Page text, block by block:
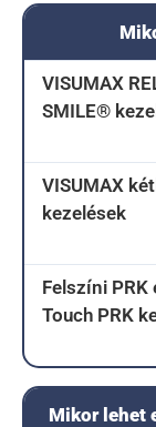
VISUMAX
SMILE®
VISUMAX
kezelések
Felszíni PRK
Touch PRK
Mikor lehet